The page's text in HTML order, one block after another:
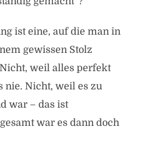
ist eine, auf die man in
gewissen Stolz
weil alles perfekt
nie. Nicht, weil es zu
war – das ist
war es dann doch